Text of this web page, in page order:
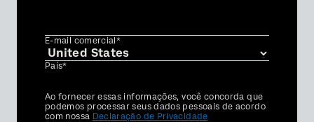
E-mail comercial*
País*
Privacy
Optin
Ao fornecer essas informações, você concorda que
podemos processar seus dados pessoais de acordo
com nossa Declaração de Privacidade